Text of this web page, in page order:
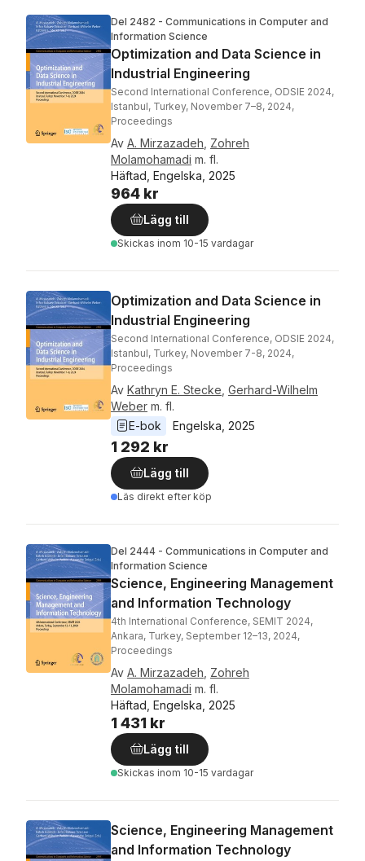
Del 2482 - Communications in Computer and
Information Science
Optimization and Data Science in
Industrial Engineering
Second International Conference, ODSIE 2024,
Istanbul, Turkey, November 7–8, 2024,
Proceedings
Av A. Mirzazadeh Zohreh
Molamohamadi m. fl.
Häftad, Engelska, 2025
964 kr
Lägg till
Skickas inom 10-15 vardagar
Optimization and Data Science in
Industrial Engineering
Second International Conference, ODSIE 2024,
Istanbul, Turkey, November 7-8, 2024,
Proceedings
Av Kathryn E. Stecke Gerhard-Wilhelm
Weber m. fl.
E-bok
Engelska 2025
1 292 kr
Lägg till
Läs direkt efter köp
Del 2444 - Communications in Computer and
Information Science
Science, Engineering Management
and Information Technology
4th International Conference, SEMIT 2024,
Ankara, Turkey, September 12–13, 2024,
Proceedings
Av A. Mirzazadeh Zohreh
Molamohamadi m. fl.
Häftad, Engelska, 2025
1 431 kr
Lägg till
Skickas inom 10-15 vardagar
Science, Engineering Management
and Information Technology